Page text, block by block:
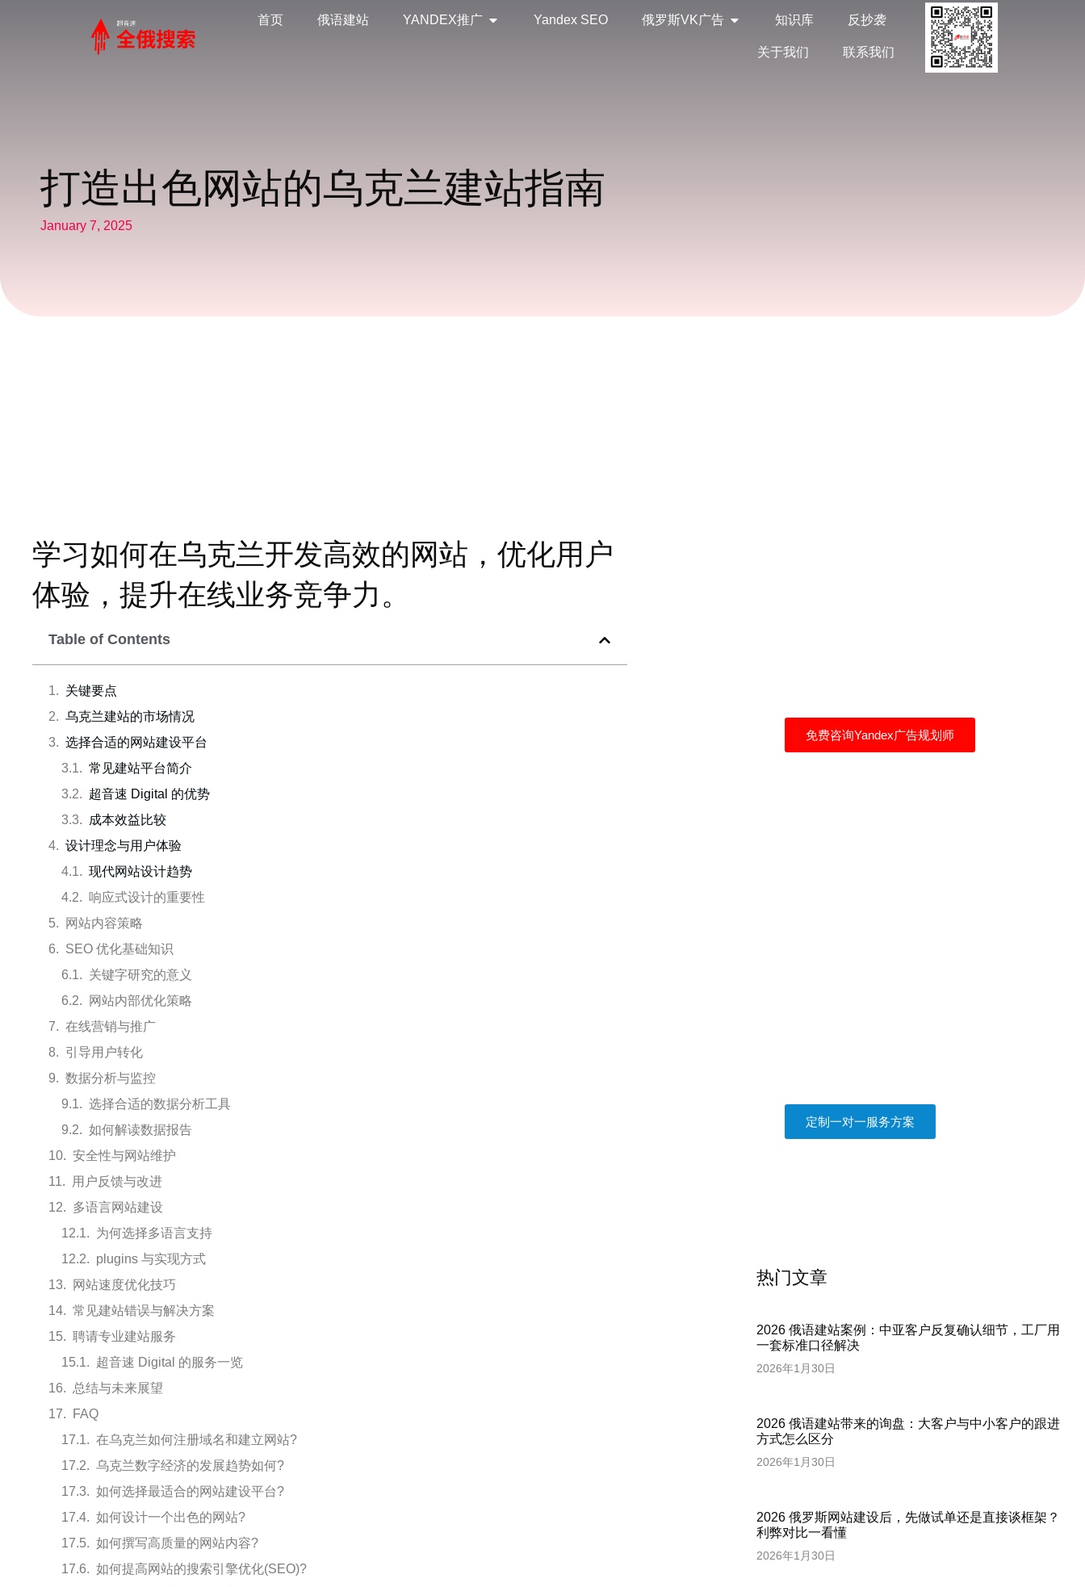
首页 俄语建站 YANDEX推广 Yandex SEO 俄罗斯VK广告 知识库 反抄袭
关于我们 联系我们
打造出色网站的乌克兰建站指南
January 7, 2025
学习如何在乌克兰开发高效的网站，优化用户
体验，提升在线业务竞争力。
Table of Contents
关键要点
乌克兰建站的市场情况
选择合适的网站建设平台
常见建站平台简介
超音速 Digital 的优势
成本效益比较
设计理念与用户体验
现代网站设计趋势
响应式设计的重要性
网站内容策略
SEO 优化基础知识
关键字研究的意义
网站内部优化策略
在线营销与推广
引导用户转化
数据分析与监控
选择合适的数据分析工具
如何解读数据报告
安全性与网站维护
用户反馈与改进
多语言网站建设
为何选择多语言支持
plugins 与实现方式
网站速度优化技巧
常见建站错误与解决方案
聘请专业建站服务
超音速 Digital 的服务一览
总结与未来展望
FAQ
在乌克兰如何注册域名和建立网站?
乌克兰数字经济的发展趋势如何?
如何选择最适合的网站建设平台?
如何设计一个出色的网站?
如何撰写高质量的网站内容?
如何提高网站的搜索引擎优化(SEO)?
免费咨询Yandex广告规划师
定制一对一服务方案
热门文章
2026 俄语建站案例：中亚客户反复确认细节，工厂用
一套标准口径解决
2026年1月30日
2026 俄语建站带来的询盘：大客户与中小客户的跟进
方式怎么区分
2026年1月30日
2026 俄罗斯网站建设后，先做试单还是直接谈框架？
利弊对比一看懂
2026年1月30日